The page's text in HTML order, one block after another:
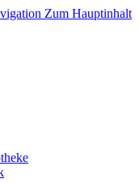
Zum Hauptinhalt